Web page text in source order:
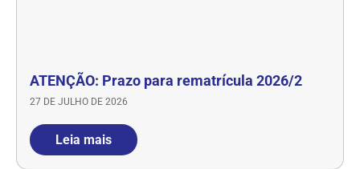
ATENÇÃO: Prazo para rematrícula 2026/2
27 DE JULHO DE 2026
Leia mais